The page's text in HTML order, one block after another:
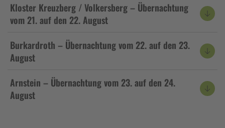
Kloster Kreuzberg / Volkersberg – Übernachtung
vom 21. auf den 22. August
Burkardroth – Übernachtung vom 22. auf den 23.
August
Arnstein – Übernachtung vom 23. auf den 24.
August